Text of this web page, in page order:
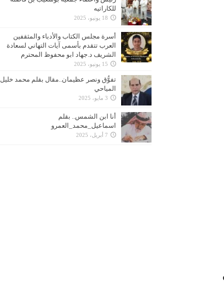
للكاراتيه
18 يونيو، 2025
أسرة مجلس الكتاب والأدباء والمثقفين
العرب تتقدم بأسمى آيات التهاني لسعادة
الشريف د.جهاد ابو محفوظ المحترم
15 يونيو، 2025
تفوُّق ونصر عظيمان..مقال بقلم محمد خليل
المياحي
3 مايو، 2025
أنا ابن الشمس.. بقلم
اسماعيل_محمد_العمرو
7 أبريل، 2025